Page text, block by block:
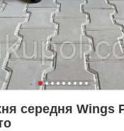
середня Wings